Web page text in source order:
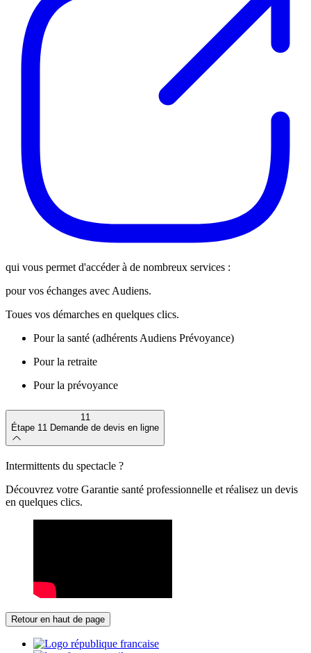
qui vous permet d'accéder à de nombreux services :
pour vos échanges avec Audiens.
Toues vos démarches en quelques clics.
Pour la santé (adhérents Audiens Prévoyance)
Pour la retraite
Pour la prévoyance
11
Étape 11 Demande de devis en ligne
Intermittents du spectacle ?
Découvrez votre Garantie santé professionnelle et réalisez un devis
en quelques clics.
Retour en haut de page